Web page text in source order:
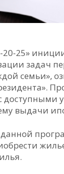
25»
задач
семьи»,
выдачи